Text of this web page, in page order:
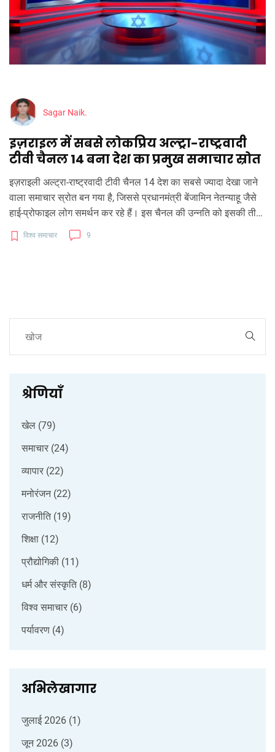
Sagar Naik.
इज़राइल में सबसे लोकप्रिय अल्ट्रा-राष्ट्रवादी
टीवी चैनल 14 बना देश का प्रमुख समाचार स्रोत
इज़राइली अल्ट्रा-राष्ट्रवादी टीवी चैनल 14 देश का सबसे ज्यादा देखा जाने
वाला समाचार स्रोत बन गया है, जिससे प्रधानमंत्री बेंजामिन नेतन्याहू जैसे
हाई-प्रोफाइल लोग समर्थन कर रहे हैं। इस चैनल की उन्नति को इसकी तीव्र
राष्ट्रवादी और दक्षिणपंथी दृष्टिकोण द्वारा चिह्नित किया गया है, जो इज़राइली
जनता के एक बड़े हिस्से के साथ गहराई से जुड़ा हुआ है।
विश्व समाचार 9
श्रेणियाँ
खेल (79)
समाचार (24)
व्यापार (22)
मनोरंजन (22)
राजनीति (19)
शिक्षा (12)
प्रौद्योगिकी (11)
धर्म और संस्कृति (8)
विश्व समाचार (6)
पर्यावरण (4)
अभिलेखागार
जुलाई 2026 (1)
जून 2026 (3)